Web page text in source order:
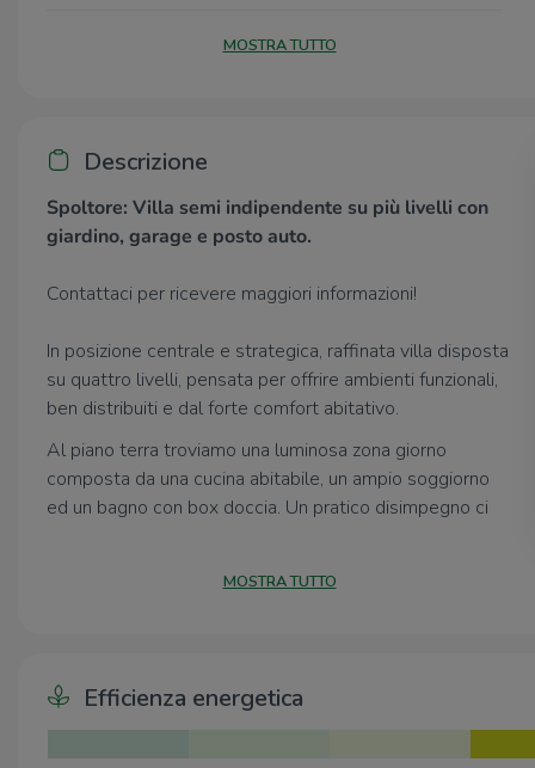
MOSTRA TUTTO
Descrizione
Spoltore: Villa semi indipendente su più livelli con
giardino, garage e posto auto.
Contattaci per ricevere maggiori informazioni!
In posizione centrale e strategica, raffinata villa disposta
su quattro livelli, pensata per offrire ambienti funzionali,
ben distribuiti e dal forte comfort abitativo.
Al piano terra troviamo una luminosa zona giorno
composta da una cucina abitabile, un ampio soggiorno
ed un bagno con box doccia. Un pratico disimpegno ci
secondo piano è progettata per garantire privacy e
camera matrimoniale, tutte caratterizzate da una
piacevole luminosità. Conclude la composizione un
bagno finestrato con vasca. Una scala a chiocciola ci
MOSTRA TUTTO
Efficienza energetica